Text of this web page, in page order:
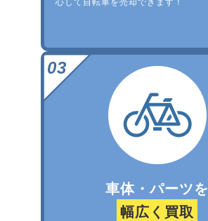
心して自転車を売却できます！
車体・パーツを
幅広く買取